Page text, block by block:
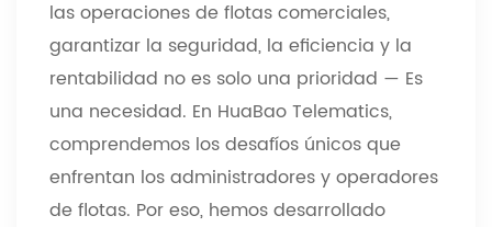
las operaciones de flotas comerciales,
garantizar la seguridad, la eficiencia y la
rentabilidad no es solo una prioridad — Es
una necesidad. En HuaBao Telematics,
comprendemos los desafíos únicos que
enfrentan los administradores y operadores
de flotas. Por eso, hemos desarrollado